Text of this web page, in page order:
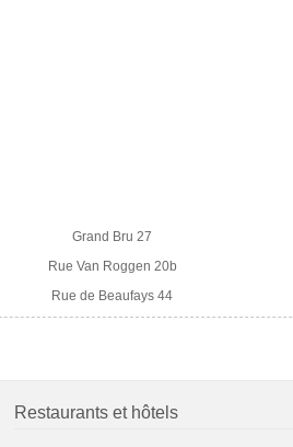
Grand Bru 27
Rue Van Roggen 20b
Rue de Beaufays 44
Restaurants et hôtels